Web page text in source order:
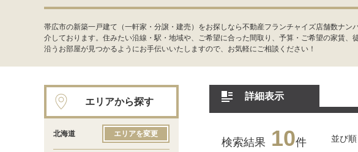
帯広市の新築一戸建て（一軒家・分譲・建売）をお探しなら不動産フランチャイズ店舗数ナ
介しております。住みたい沿線・駅・地域や、ご希望に合った間取り、予算・ご希望の家賃
沿うお部屋が見つかるようにお手伝いいたしますので、お気軽にご相談ください！
詳細表示
検索結果 10件 並び順
エリアから探す
北海道 エリアを変更